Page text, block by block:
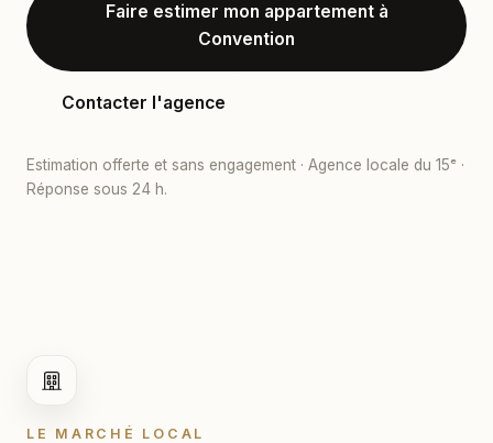
Faire estimer mon appartement à
Convention
Contacter l'agence
Estimation offerte et sans engagement · Agence locale du 15ᵉ ·
Réponse sous 24 h.
LE MARCHÉ LOCAL